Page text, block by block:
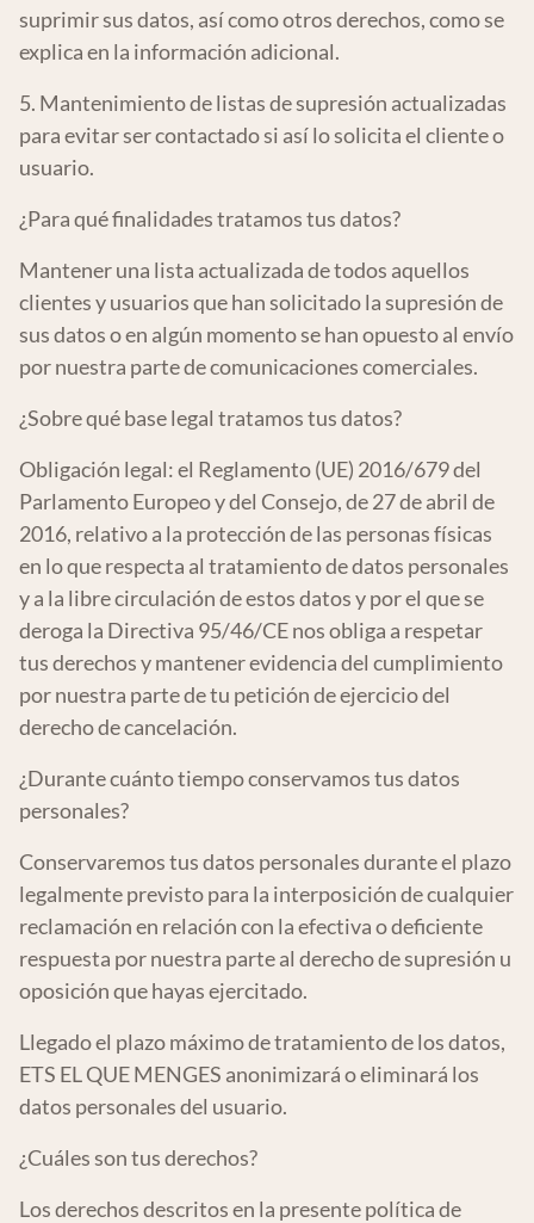
suprimir sus datos, así como otros derechos, como se
explica en la información adicional.
5. Mantenimiento de listas de supresión actualizadas
para evitar ser contactado si así lo solicita el cliente o
usuario.
¿Para qué finalidades tratamos tus datos?
Mantener una lista actualizada de todos aquellos
clientes y usuarios que han solicitado la supresión de
sus datos o en algún momento se han opuesto al envío
por nuestra parte de comunicaciones comerciales.
¿Sobre qué base legal tratamos tus datos?
Obligación legal: el Reglamento (UE) 2016/679 del
Parlamento Europeo y del Consejo, de 27 de abril de
2016, relativo a la protección de las personas físicas
en lo que respecta al tratamiento de datos personales
y a la libre circulación de estos datos y por el que se
deroga la Directiva 95/46/CE nos obliga a respetar
tus derechos y mantener evidencia del cumplimiento
por nuestra parte de tu petición de ejercicio del
derecho de cancelación.
¿Durante cuánto tiempo conservamos tus datos
personales?
Conservaremos tus datos personales durante el plazo
legalmente previsto para la interposición de cualquier
reclamación en relación con la efectiva o deficiente
respuesta por nuestra parte al derecho de supresión u
oposición que hayas ejercitado.
Llegado el plazo máximo de tratamiento de los datos,
ETS EL QUE MENGES anonimizará o eliminará los
datos personales del usuario.
¿Cuáles son tus derechos?
Los derechos descritos en la presente política de